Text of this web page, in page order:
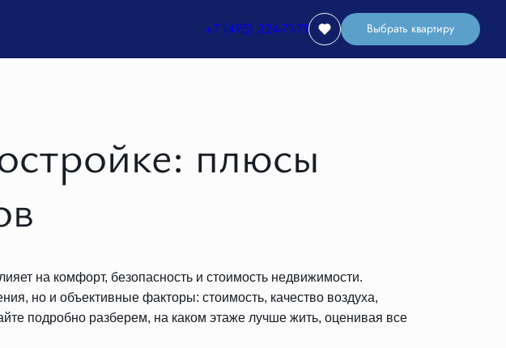
+7 (495) 324-71-71 Выбрать квартиру
плюсы
на комфорт, безопасность и стоимость недвижимости.
но и объективные факторы: стоимость, качество воздуха,
подробно разберем, на каком этаже лучше жить, оценивая все